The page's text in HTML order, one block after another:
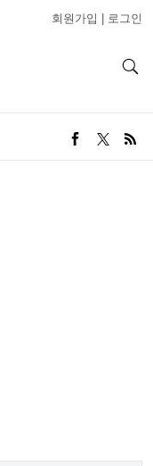
회원가입 로그인